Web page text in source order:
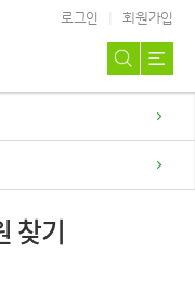
로그인 회원가입
찾기